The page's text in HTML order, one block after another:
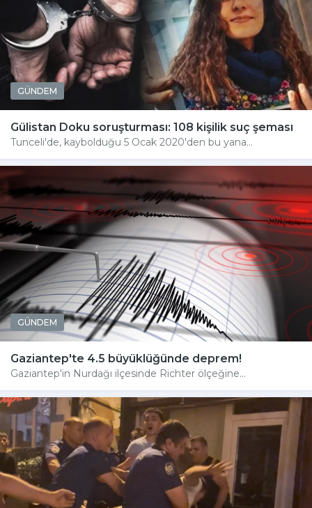
GÜNDEM
Gülistan Doku soruşturması: 108 kişilik suç şeması
Tunceli'de, kaybolduğu 5 Ocak 2020'den bu yana...
GÜNDEM
Gaziantep'te 4.5 büyüklüğünde deprem!
Gaziantep'in Nurdağı ilçesinde Richter ölçeğine...